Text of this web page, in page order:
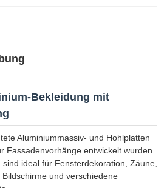
Bekleidung mit
Aluminiummassiv- und Hohlplatten
Fassadenvorhänge entwickelt wurden.
ideal für Fensterdekoration, Zäune,
und verschiedene